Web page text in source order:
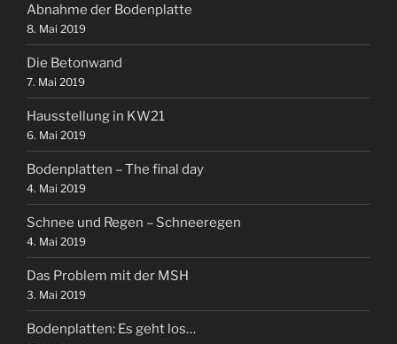
Abnahme der Bodenplatte
8. Mai 2019
Die Betonwand
7. Mai 2019
Hausstellung in KW21
6. Mai 2019
Bodenplatten – The final day
4. Mai 2019
Schnee und Regen – Schneeregen
4. Mai 2019
Das Problem mit der MSH
3. Mai 2019
Bodenplatten: Es geht los…